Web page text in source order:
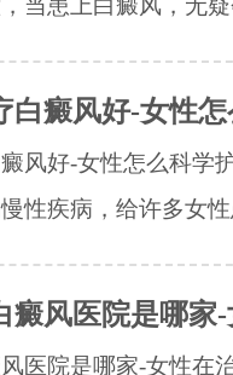
当患上白癜风，无
白癜风好-女性
风好-女性怎么科学
性疾病，给许多女
癜风医院是哪家
医院是哪家-女性在